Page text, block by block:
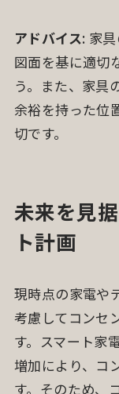
アドバイス: 家
図面を基に適切
う。また、家具
余裕を持った位
切です。
未来を見
ト計画
現時点の家電や
考慮してコンセ
す。スマート家
増加により、コ
す。そのため、